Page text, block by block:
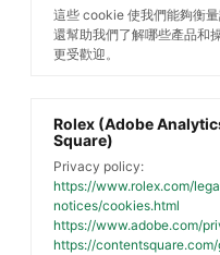
這些 cookie 使我們能夠衡
還幫助我們了解哪些產品和
更受歡迎。
Rolex (Adobe
Square)
Privacy policy:
https://www.rolex.com/
notices/cookies.html
https://www.adobe.com/
https://